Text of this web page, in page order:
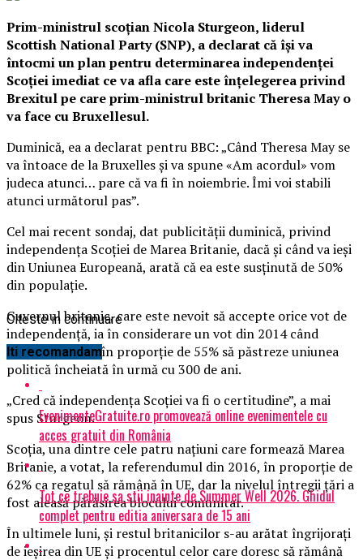
Prim-ministrul scoţian Nicola Sturgeon, liderul
Scottish National Party (SNP), a declarat că îşi va
întocmi un plan pentru determinarea independenţei
Scoţiei imediat ce va afla care este înţelegerea privind
Brexitul pe care prim-ministrul britanic Theresa May o
va face cu Bruxellesul.
Duminică, ea a declarat pentru BBC: „Când Theresa May se
va întoace de la Bruxelles şi va spune «Am acordul» vom
judeca atunci… pare că va fi în noiembrie. Îmi voi stabili
atunci următorul pas”.
Cel mai recent sondaj, dat publicităţii duminică, privind
independenţa Scoţiei de Marea Britanie, dacă şi când va ieşi
din Uniunea Europeană, arată că ea este susţinută de 50%
din populaţie.
Guvernul britanic, care este nevoit să accepte orice vot de
independenţă, ia în considerare un vot din 2014 când
scoţienii au ales în proporţie de 55% să păstreze uniunea
politică încheiată în urmă cu 300 de ani.
„Cred că independenţa Scoţiei va fi o certitudine”, a mai
spus Sturgeon.
Scoţia, una dintre cele patru naţiuni care formează Marea
Britanie, a votat, la referendumul din 2016, în proporţie de
62% ca regatul să rămână în UE, dar la nivelul întregii ţări a
fost aleasă părăsirea blocului comunitar.
În ultimele luni, şi restul britanicilor s-au arătat îngrijoraţi
de ieşirea din UE şi procentul celor care doresc să rămână
Citeste in continuare
Iti recomandam
EvenimenteGratuite.ro promovează online evenimentele cu
acces gratuit din România
Tot ce trebuie sa stii inainte de Summer Well 2026. Ghidul
complet pentru editia aniversara de 15 ani